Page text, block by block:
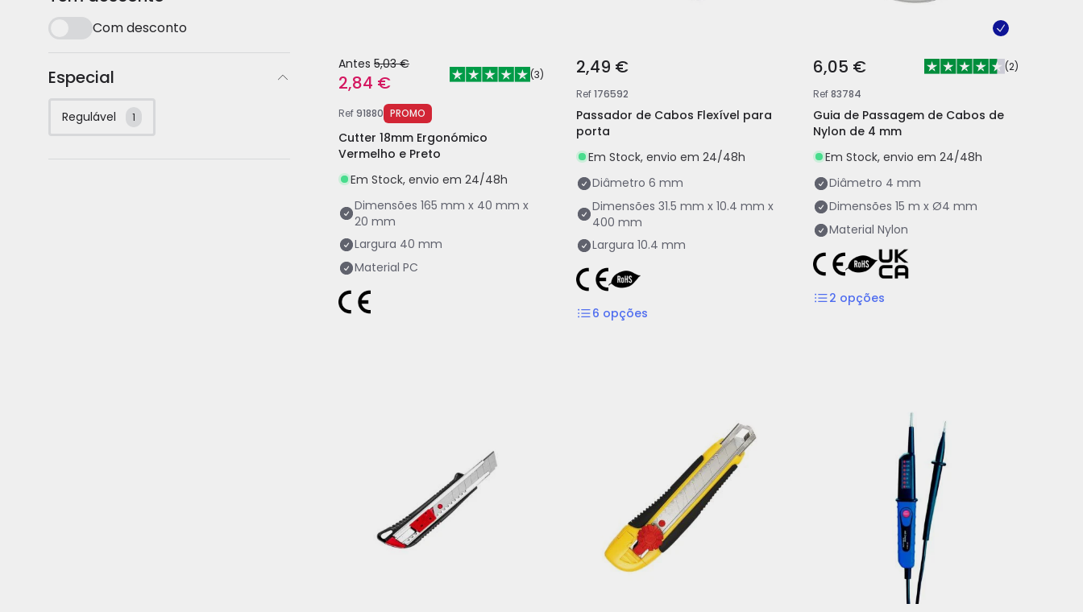
Com desconto
Especial
Regulável 1
Antes 5,03 €
2,84 € (3)
Ref91880 PROMO
Cutter 18mm Ergonómico
Vermelho e Preto
Em Stock, envio em 24/48h
Dimensões 165 mm x 40 mm x
20 mm
Largura 40 mm
Material PC
2,49 €
Ref176592
Passador de Cabos Flexível para
porta
Em Stock, envio em 24/48h
Diâmetro 6 mm
Dimensões 31.5 mm x 10.4 mm x
400 mm
Largura 10.4 mm
6 opções
6,05 € (2)
Ref83784
Guia de Passagem de Cabos de
Nylon de 4 mm
Em Stock, envio em 24/48h
Diâmetro 4 mm
Dimensões 15 m x Ø4 mm
Material Nylon
2 opções